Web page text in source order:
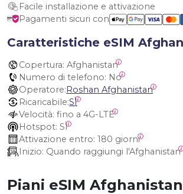
Facile installazione e attivazione
Pagamenti sicuri con
Caratteristiche eSIM
Copertura: Afghanistan
Numero di telefono: No
Operatore:Roshan Afghanistan
Ricaricabile:SÌ
Velocità: fino a 4G-LTE
Hotspot: SÌ
Attivazione entro: 180 giorni
Inizio: Quando raggiungi l'Afghanistan
Piani eSIM Afghanistan